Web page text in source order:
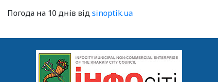
Погода на 10 днів відsinoptik.ua